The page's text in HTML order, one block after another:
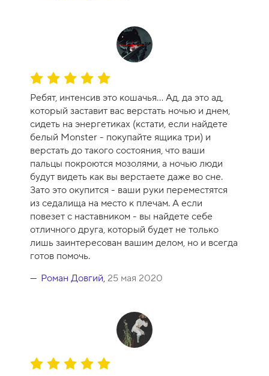
О
ц
е
н
к
а
к
у
р
с
а
-
1
0
Ребят, интенсив это кошачья... Ад, да это ад,
который заставит вас верстать ночью и днем,
сидеть на энергетиках (кстати, если найдете
белый Monster - покупайте ящика три) и
верстать до такого состояния, что ваши
пальцы покроются мозолями, а ночью люди
будут видеть как вы верстаете даже во сне.
Зато это окупится - ваши руки переместятся
из седалища на место к плечам. А если
повезет с наставником - вы найдете себе
отличного друга, который будет не только
лишь заинтересован вашим делом, но и всегда
готов помочь.
Роман Довгий, 25 мая 2020
О